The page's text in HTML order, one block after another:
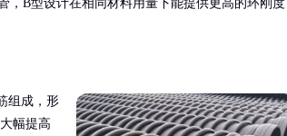
，B型设计在相同材料用量下能提供更高的环刚度
组成，形
幅提高